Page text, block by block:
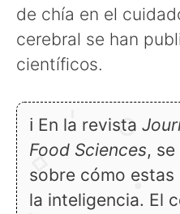
de chía en el
cerebral se han
científicos.
ℹ En la revista
Food Sciences,
sobre cómo estas
la inteligencia. El